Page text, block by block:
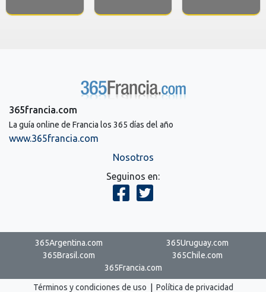
365francia.com
La guía online de Francia los 365 días del año
www.365francia.com
Nosotros
Seguinos en:
365Argentina.com
365Uruguay.com
365Brasil.com
365Chile.com
365Francia.com
Términos y condiciones de uso Política de privacidad